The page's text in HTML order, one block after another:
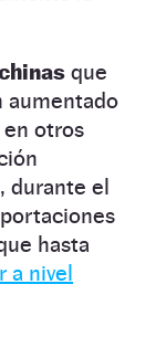
que
aumentado
en otros
durante el
hasta
a nivel